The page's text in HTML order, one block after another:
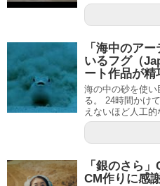
「海中のア
いるフグ（
ート作品が精
海の中の砂を使
る。 24時間かけ
えないほど人工的
「銀のさら
CM作りに感